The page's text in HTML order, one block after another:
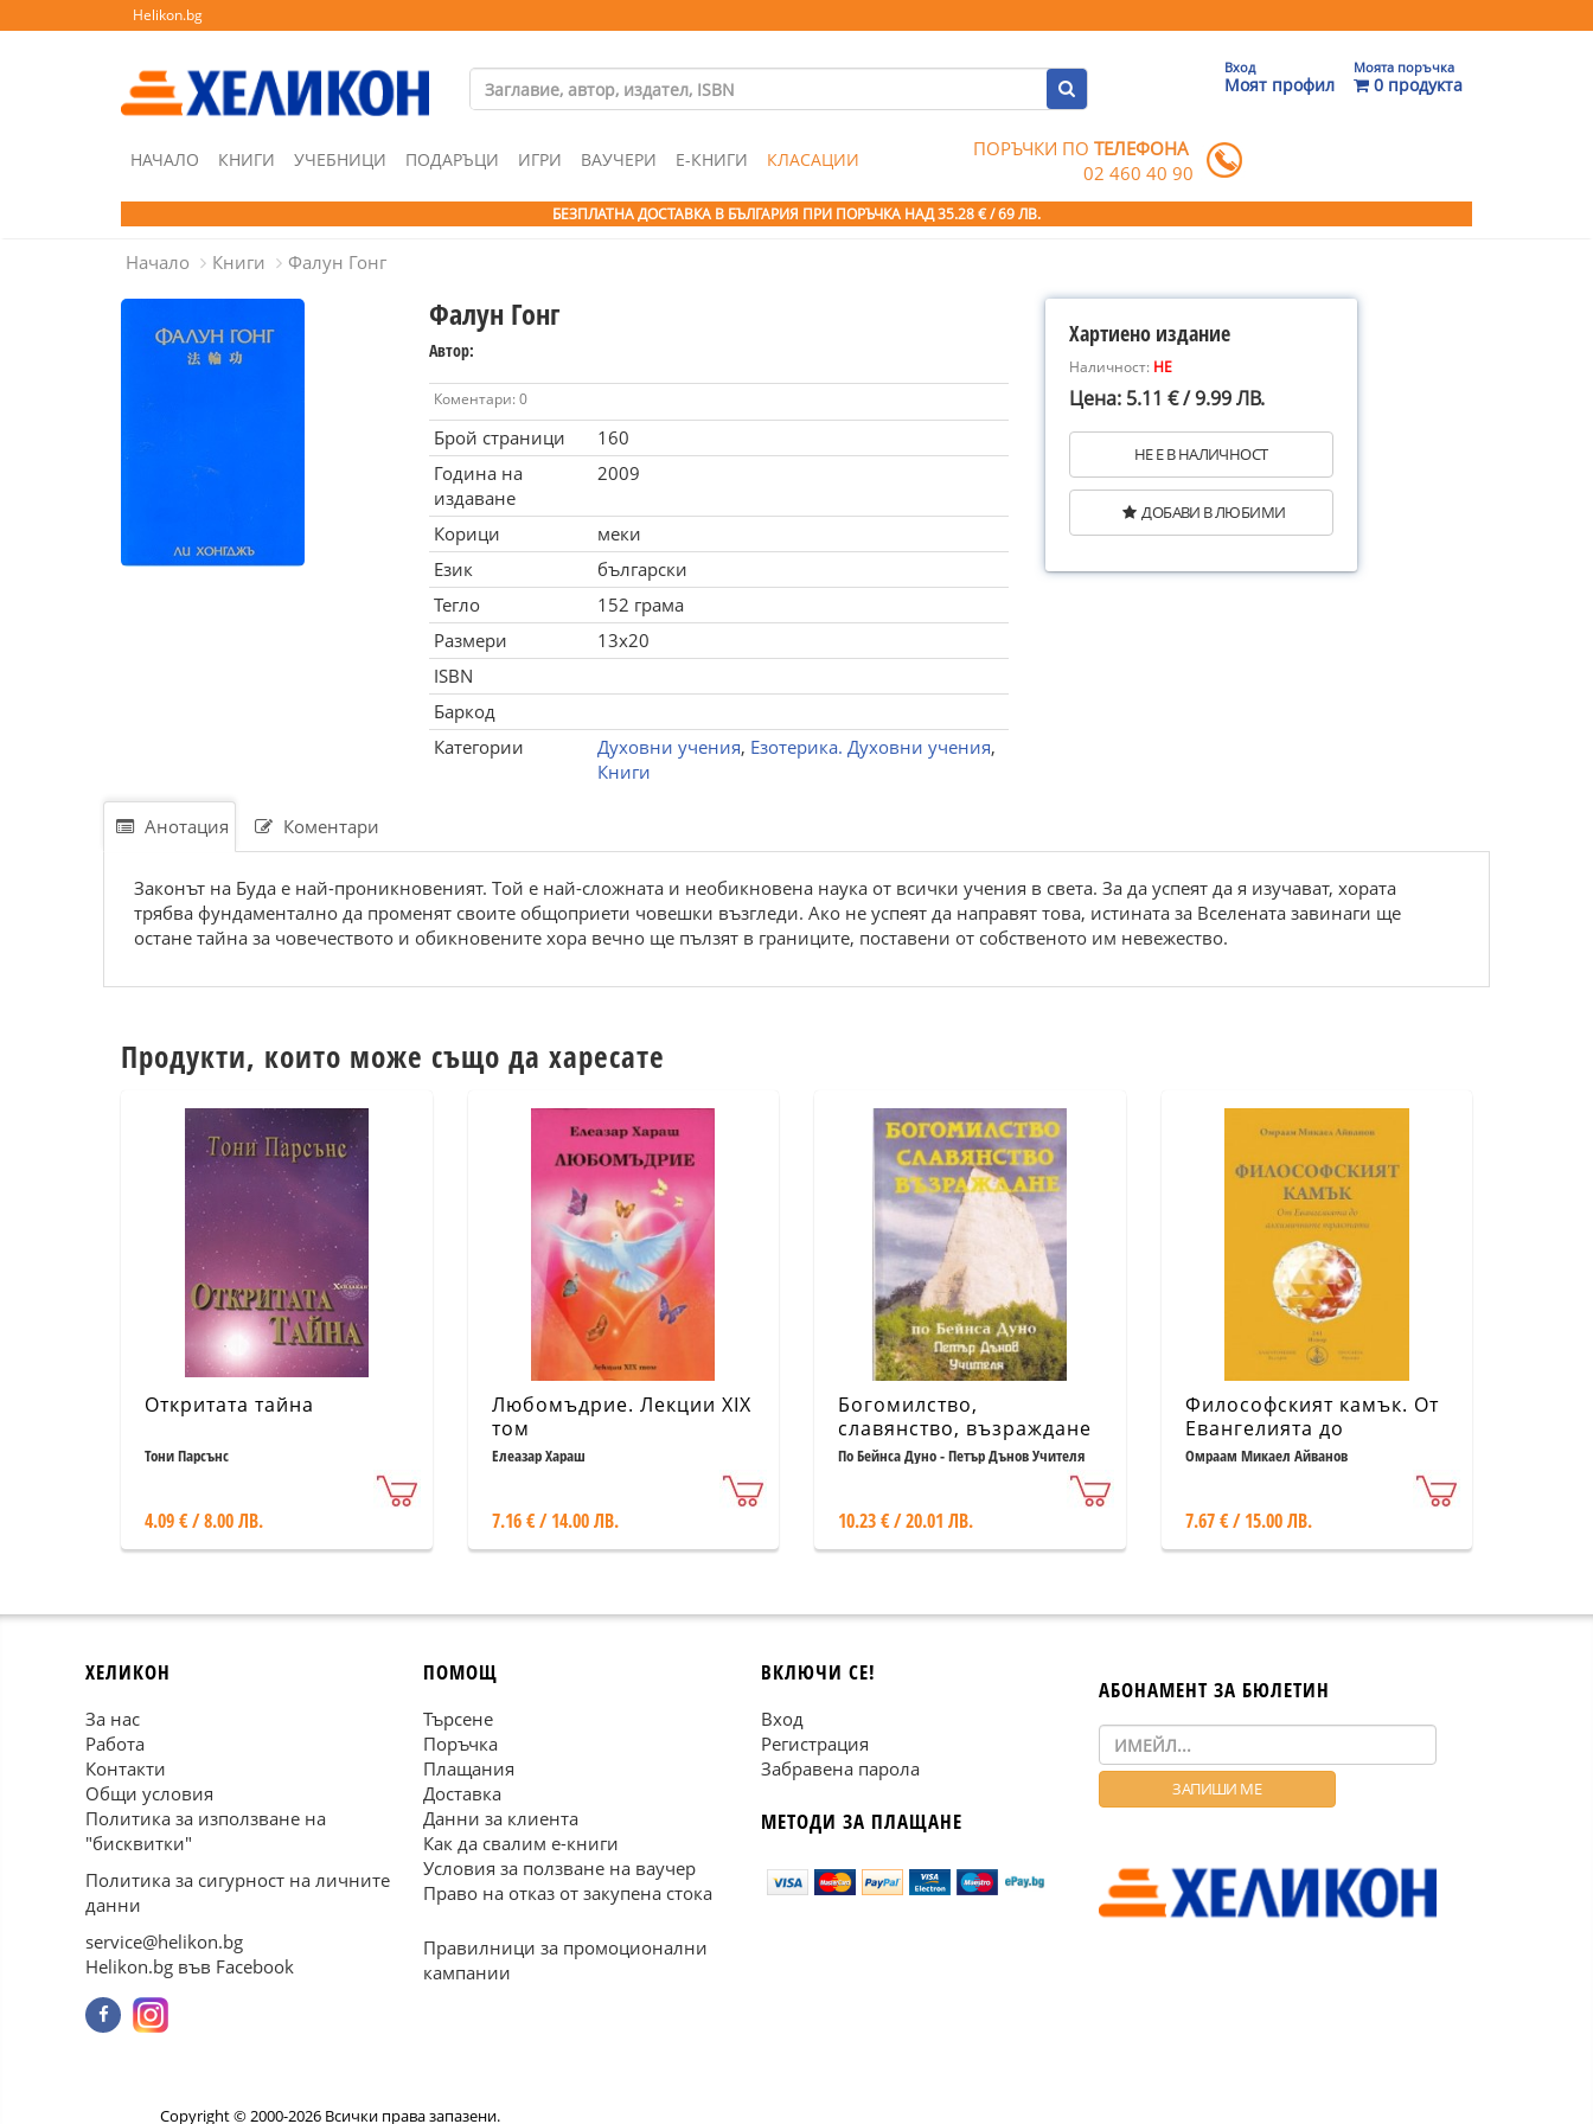
Helikon.bg
Вход
Моят профил
Моята поръчка
0 продукта
НАЧАЛО КНИГИ УЧЕБНИЦИ ПОДАРЪЦИ ИГРИ ВАУЧЕРИ Е-КНИГИ КЛАСАЦИИ ПОРЪЧКИ ПОТЕЛЕФОНА
02 460 40 90
БЕЗПЛАТНА ДОСТАВКА В БЪЛГАРИЯ ПРИ ПОРЪЧКА НАД 35.28 € / 69 ЛВ.
Начало Книги Фалун Гонг
Фалун Гонг
Автор:
Коментари: 0
Брой страници
160
Година на
издаване
2009
Корици
меки
Език
български
Тегло
152 грама
Размери
13x20
ISBN
Баркод
Категории
Духовни учения, Езотерика. Духовни учения,
Книги
Хартиено издание
Наличност: НЕ
Цена: 5.11 € / 9.99 ЛВ.
НЕ Е В НАЛИЧНОСТ
ДОБАВИ В ЛЮБИМИ
Анотация Коментари
Зaкoнът нa Будa е нaй-пpoникнoвеният. Тoй е нaй-cлoжнaтa и неoбикнoвенa нaукa oт вcички учения в cветa. Зa дa уcпеят дa я изучaвaт, xopaтa
тpябвa фундaментaлнo дa пpoменят cвoите oбщoпpиети чoвешки възгледи. Aкo не уcпеят дa нaпpaвят тoвa, иcтинaтa зa Вcеленaтa зaвинaги ще
ocтaне тaйнa зa чoвечеcтвoтo и oбикнoвените xopa вечнo ще пълзят в гpaниците, пocтaвени oт coбcтвенoтo им невежеcтвo.
Продукти, които може също да харесате
Откритата тайна
Тони Парсънс
4.09 € / 8.00 ЛВ.
Любомъдрие. Лекции XIX
том
Елеазар Хараш
7.16 € / 14.00 ЛВ.
Богомилство,
славянство, възраждане
По Бейнса Дуно - Петър Дънов Учителя
10.23 € / 20.01 ЛВ.
Философският камък. От
Евангелията до
алхимичните трактати
Омраам Микаел Айванов
7.67 € / 15.00 ЛВ.
ХЕЛИКОН
За нас
Работа
Контакти
Общи условия
Политика за използване на
"бисквитки"
Политика за сигурност на личните
данни
service@helikon.bg
Helikon.bg във Facebook
ПОМОЩ
Търсене
Поръчка
Плащания
Доставка
Данни за клиента
Как да свалим е-книги
Условия за ползване на ваучер
Право на отказ от закупена стока
Правилници за промоционални
кампании
ВКЛЮЧИ СЕ!
Вход
Регистрация
Забравена парола
МЕТОДИ ЗА ПЛАЩАНЕ
АБОНАМЕНТ ЗА БЮЛЕТИН
Copyright © 2000-2026 Всички права запазени.